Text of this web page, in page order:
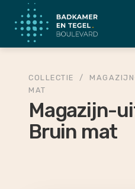
COLLECTIE /
MAT
Magazijn-
Bruin mat